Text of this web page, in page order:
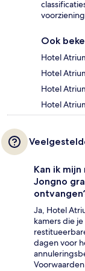
Ook
Hotel
Hotel
Hotel
Hotel
Kan ik
Jongno
Ja, Hotel
kamers die
dagen voor